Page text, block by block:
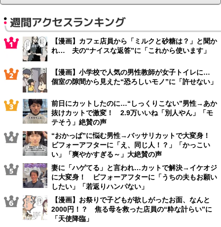
週間アクセスランキング
【漫画】カフェ店員から「ミルクと砂糖は？」と聞か
れ… 夫の“ナイスな返答”に「これから使います」
【漫画】小学校で人気の男性教師が女子トイレに…
個室の隙間から見えた“恐ろしいモノ”に「許せない」
前日にカットしたのに…“しっくりこない”男性→あか
抜けカットで激変！ 2.9万いいね「別人やん」「モ
テそう」絶賛の声
“おかっぱ”に悩む男性→バッサリカットで大変身！
ビフォーアフターに「え、同じ人！？」「かっこい
い」「爽やかすぎる～」大絶賛の声
妻に「ハゲてる」と言われ…カットで解決→イケオジ
に大変身！ ビフォーアフターに「うちの夫もお願い
したい」「若返りハンパない」
【漫画】お祭りで子どもが欲しがったお面、なんと
2000円！？ 焦る母を救った店員の“粋な計らい”に
「天使降臨」